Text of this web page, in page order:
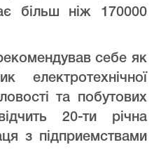
більш ніж 170000
себе як
електротехнічної
та побутових
20-ти річна
з підприемствами